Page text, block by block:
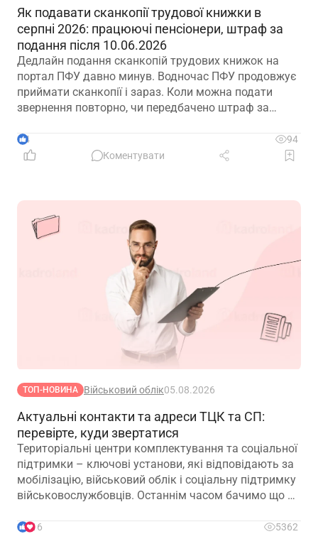
Як подавати сканкопії трудової книжки в
серпні 2026: працюючі пенсіонери, штраф за
подання після 10.06.2026
Дедлайн подання сканкопій трудових книжок на
портал ПФУ давно минув. Водночас ПФУ продовжує
приймати сканкопії і зараз. Коли можна подати
звернення повторно, чи передбачено штраф за
– в роз’ясненні ПФУ
4
94
Коментувати
ТОП-НОВИНА Військовий облік05.08.2026
Актуальні контакти та адреси ТЦК та СП:
перевірте, куди звертатися
Територіальні центри комплектування та соціальної
підтримки – ключові установи, які відповідають за
мобілізацію, військовий облік і соціальну підтримку
військовослужбовців. Останнім часом бачимо що ви
що й не дивно, адже потрібно провести звіряння.
16
5362